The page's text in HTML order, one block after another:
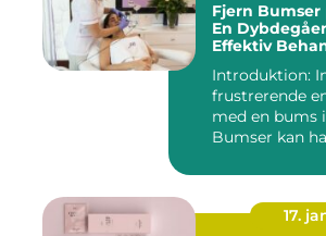
Fjern Bumser
En
Effektiv
Introduktion:
frustrerende
med en bums
Bumser kan
17.